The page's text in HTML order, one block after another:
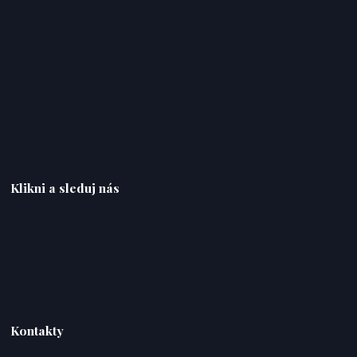
Klikni a sleduj nás
Kontakty